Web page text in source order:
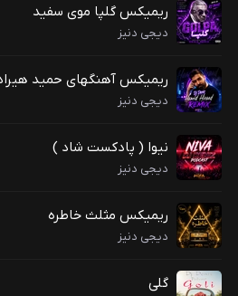
ریمیکس گلپا موی سفید
دیجی دنیز
ریمیکس آهنگهای حمید
دیجی دنیز
نیوا ( پادکست شاد )
دیجی دنیز
ریمیکس مثلث خاطره
دیجی دنیز
گلی